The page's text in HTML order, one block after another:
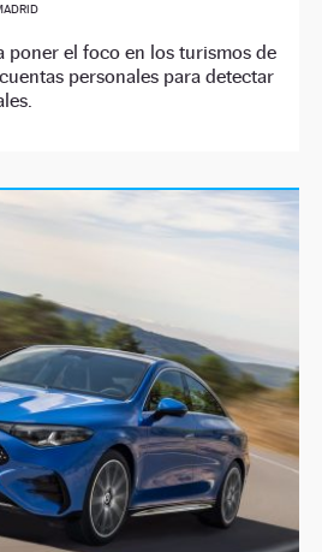
poner el foco en los turismos de
personales para detectar